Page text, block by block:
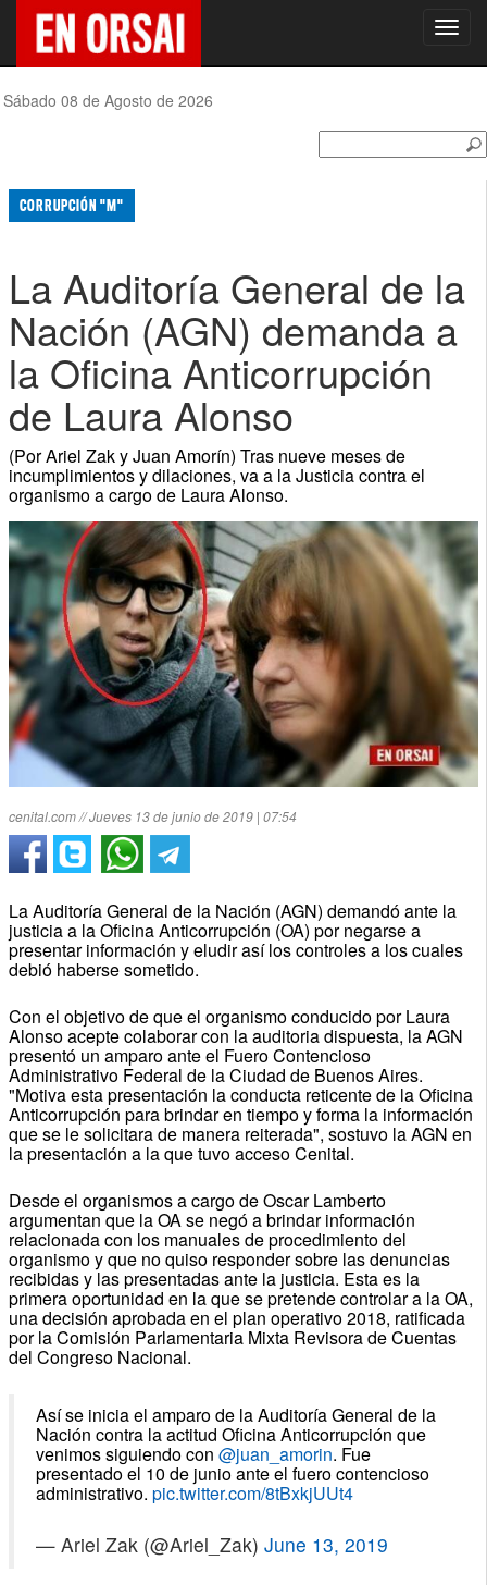
Sábado 08 de Agosto de 2026
CORRUPCIÓN "M"
La Auditoría General de la
Nación (AGN) demanda a
la Oficina Anticorrupción
de Laura Alonso
(Por Ariel Zak y Juan Amorín) Tras nueve meses de
incumplimientos y dilaciones, va a la Justicia contra el
organismo a cargo de Laura Alonso.
cenital.com // Jueves 13 de junio de 2019 | 07:54
La Auditoría General de la Nación (AGN) demandó ante la
justicia a la Oficina Anticorrupción (OA) por negarse a
presentar información y eludir así los controles a los cuales
debió haberse sometido.
Con el objetivo de que el organismo conducido por Laura
Alonso acepte colaborar con la auditoria dispuesta, la AGN
presentó un amparo ante el Fuero Contencioso
Administrativo Federal de la Ciudad de Buenos Aires.
"Motiva esta presentación la conducta reticente de la Oficina
Anticorrupción para brindar en tiempo y forma la información
que se le solicitara de manera reiterada", sostuvo la AGN en
la presentación a la que tuvo acceso Cenital.
Desde el organismos a cargo de Oscar Lamberto
argumentan que la OA se negó a brindar información
relacionada con los manuales de procedimiento del
organismo y que no quiso responder sobre las denuncias
recibidas y las presentadas ante la justicia. Esta es la
primera oportunidad en la que se pretende controlar a la OA,
una decisión aprobada en el plan operativo 2018, ratificada
por la Comisión Parlamentaria Mixta Revisora de Cuentas
del Congreso Nacional.
Así se inicia el amparo de la Auditoría General de la
Nación contra la actitud Oficina Anticorrupción que
venimos siguiendo con @juan_amorin. Fue
presentado el 10 de junio ante el fuero contencioso
administrativo. pic.twitter.com/8tBxkjUUt4
— Ariel Zak (@Ariel_Zak) June 13, 2019